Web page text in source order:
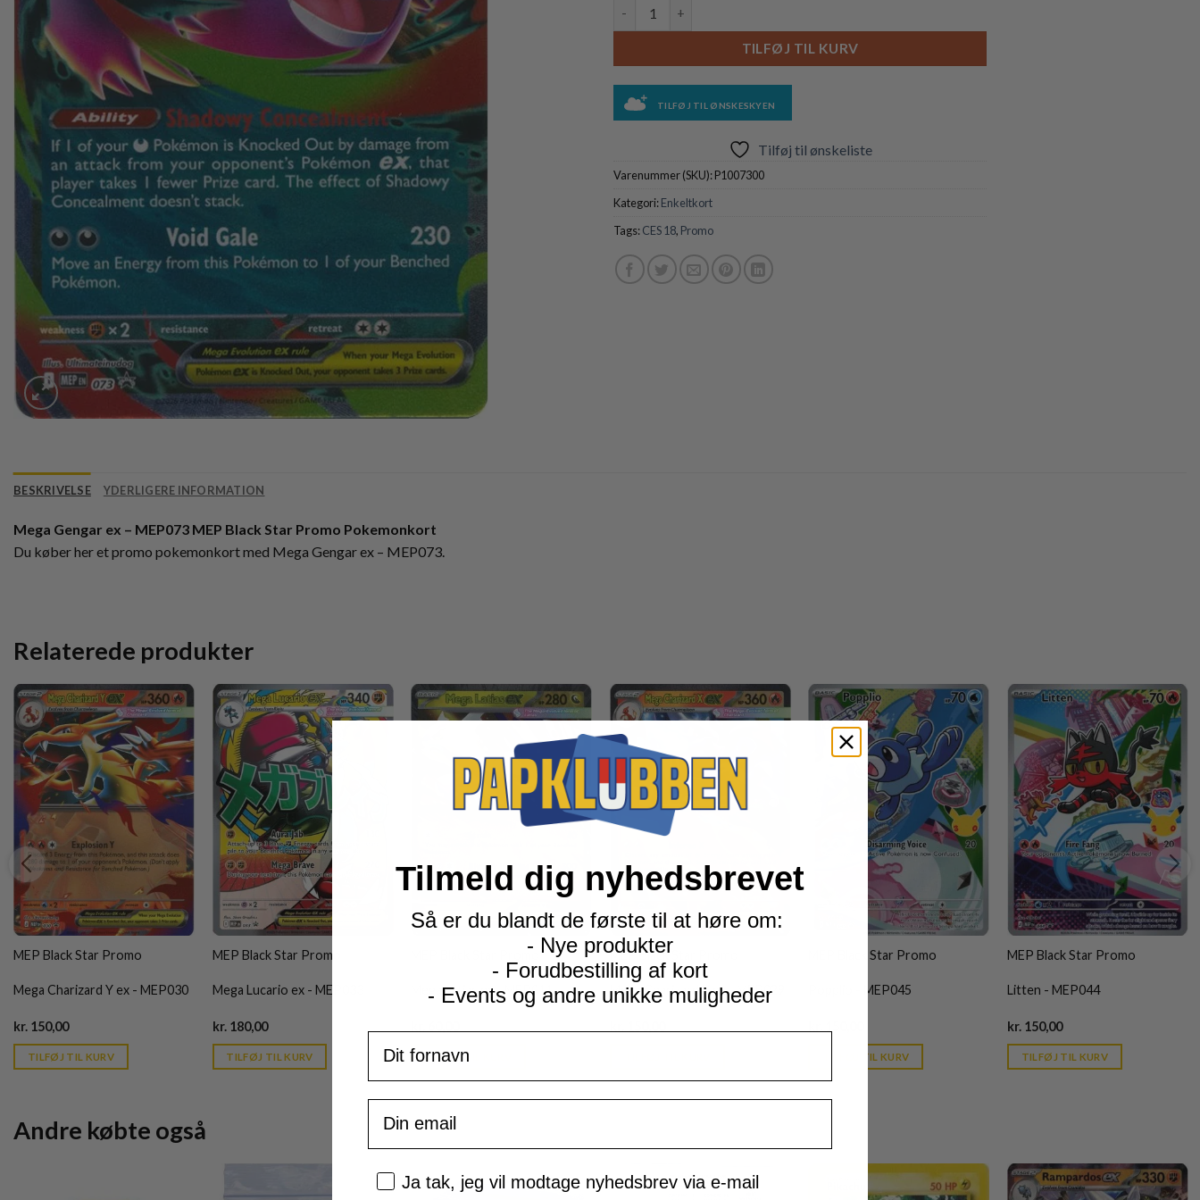
TILFØJ TIL KURV
TILFØJ TIL ØNSKESKYEN
Tilføj til ønskeliste
Varenummer (SKU):P1007300
Kategori:Enkeltkort
Tags:CES 18, Promo
BESKRIVELSE YDERLIGERE INFORMATION
Mega Gengar ex – MEP073 MEP Black Star Promo Pokemonkort
Du køber her et promo pokemonkort med Mega Gengar ex – MEP073.
Relaterede produkter
MEP Black Star Promo
Mega Charizard Y ex - MEP030
kr. 150,00Current
is:
kr. 39,95.
TILFØJ TIL KURV
MEP Black Star Promo
Mega Lucario ex - MEP033
kr.180,00Current
is:
kr. 39,95.
TILFØJ TIL KURV
MEP Black Star Promo
Mega Latias ex - MEP011
is:
kr. 39,95.
TILFØJ TIL KURV
MEP Black Star Promo
Mega Charizard X ex - MEP029
MEP Black Star Promo
Popplio - MEP045
is:
kr. 39,95.
TILFØJ TIL KURV
MEP Black Star Promo
Litten - MEP044
kr.150,00Current
is:
kr. 39,95.
TILFØJ TIL KURV
Andre købte også
Tilmeld dig nyhedsbrevet
Så er du blandt de første til at høre om:
- Nye produkter
- Forudbestilling af kort
- Events og andre unikke muligheder
Samtykke
Ja tak, jeg vil modtage nyhedsbrev via e-mail